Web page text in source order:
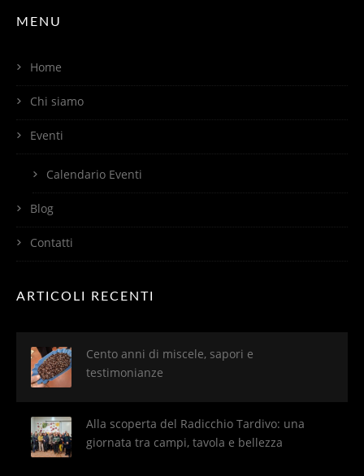
MENU
Home
Chi siamo
Eventi
Calendario Eventi
Blog
Contatti
ARTICOLI RECENTI
Cento anni di miscele, sapori e
testimonianze
Alla scoperta del Radicchio Tardivo: una
giornata tra campi, tavola e bellezza